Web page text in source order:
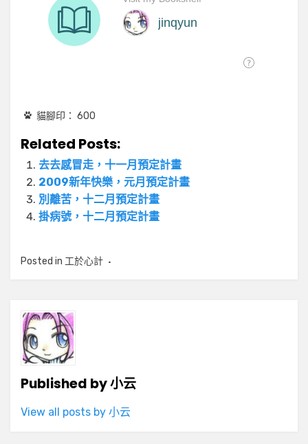
貓腳印： 600
Related Posts:
去去感冒走，十一月預定計畫
2009新年快樂，元月預定計畫
別離苦，十二月預定計畫
掛病號，十二月預定計畫
Posted in 工於心計
Published by小云
View all posts by 小云